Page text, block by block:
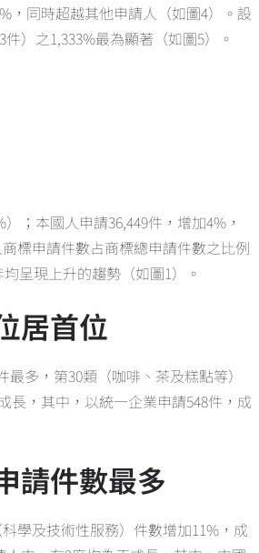
，同時超越其他申請人（如圖4）。設
）之1,333%最為顯著（如圖5）。
；本國人申請36,449件，增加4%，
標申請件數占商標總申請件數之比例
呈現上升的趨勢（如圖1）。
居首位
多，第30類（咖啡、茶及糕點等）
長，其中，以統一企業申請548件，成
請件數最多
學及技術性服務）件數增加11%，成